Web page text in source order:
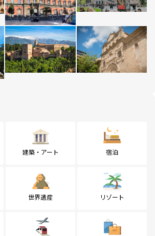
建築・アート 宿泊
世界遺産 リゾート